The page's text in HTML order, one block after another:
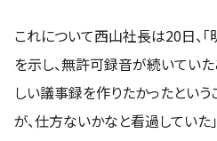
これについて西山社長は20日、
を示し、無許可録音が続いてい
しい議事録を作りたかったとい
が、仕方ないかなと看過していた